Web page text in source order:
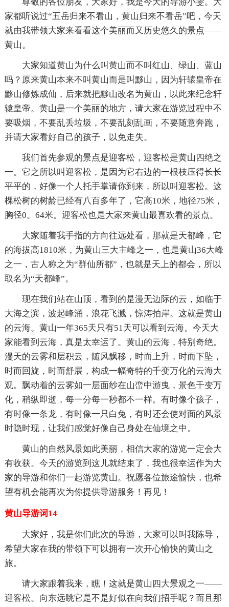
家都听说过“五岳归来不看山，黄山归来不看岳”吧，今天
就由我带领大家来看看这个美丽而又历史悠久的景点——
黄山。
大家知道黄山为什么叫黄山而不叫红山、绿山、蓝山
吗？原来黄山本来不叫黄山而是叫黟山，因为轩辕皇帝在
黟山修炼成仙，后来就把黟山改名为黄山，以此来纪念轩
辕皇帝。黄山是一个美丽的地方，请大家在游览过程中不
要吸烟，不要乱丢垃圾，不要乱刻乱画，不要随意奔跑，
并请大家看好自己的孩子，以免走失。
我们首先参观的景点是迎客松，迎客松是黄山四绝之
一。它之所以叫迎客松，是因为它右边的一根枝压得长长
平平的，好像一个人托手掌请你到来，所以叫迎客松。这
棵松树的树龄已经有八百多年了，它高10米，地径75米，
胸径0。64米。迎客松也是大家来黄山最喜欢看的景点。
大家随着我手指的方向往远处看，那就是天都峰，它
的海拔高1810米，为黄山三大主峰之一，也是黄山36大峰
之一，古人称之为“群仙所都”，也就是天上的都会，所以
取名为“天都峰”。
现在我们站在山顶，看到的是漫无边际的云，如临于
大海之滨，波起峰涌，浪花飞溅，惊涛拍岸。这就是黄山
的云海。黄山一年365天只有51天可以看到云海。今天大
家能看到云海，真是太幸运了。黄山的云海，特别奇绝。
漫天的云雾和层积云，随风飘移，时而上升，时而下坠，
时而回旋，时而舒展，构成一幅奇特的千变万化的云海大
观。飘动着的云雾如一层面纱在山峦中游曳，景色千变万
化，稍纵即逝，每一分每一秒都不一样。有时像个孩子，
有时像一条龙，有时像一只白兔，有时还会使对面的风景
时隐时现，让我们感觉好像自己身处在仙境之中。
黄山的自然风景如此美丽，相信大家的游览一定会大
有收获。今天的游览到这儿就结束了，我也很幸运作为大
家的导游和你们一起游览黄山。祝愿各位旅途愉快，也希
望有机会能再次为你提供导游服务！再见！
黄山导游词14
大家好，我是你们此次的导游，大家可以叫我陈导，
希望大家在我的带领下可以拥有一次开心愉快的黄山之
旅。
请大家跟着我来，瞧！这就是黄山四大景观之一——
迎客松。向东远眺它是不是好似在向我们招手呢？而且那